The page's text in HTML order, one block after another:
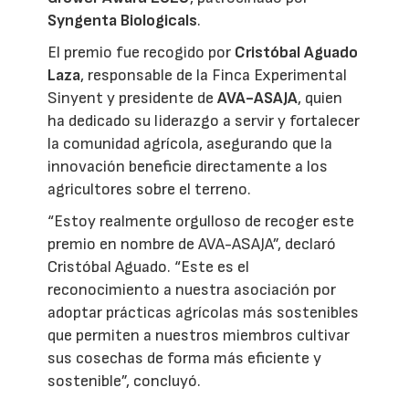
Syngenta Biologicals.
El premio fue recogido por Cristóbal Aguado
Laza, responsable de la Finca Experimental
Sinyent y presidente deAVA-ASAJA, quien
ha dedicado su liderazgo a servir y fortalecer
la comunidad agrícola, asegurando que la
innovación beneficie directamente a los
agricultores sobre el terreno.
“Estoy realmente orgulloso de recoger este
premio en nombre de AVA-ASAJA”, declaró
Cristóbal Aguado. “Este es el
reconocimiento a nuestra asociación por
adoptar prácticas agrícolas más sostenibles
que permiten a nuestros miembros cultivar
sus cosechas de forma más eficiente y
sostenible”, concluyó.